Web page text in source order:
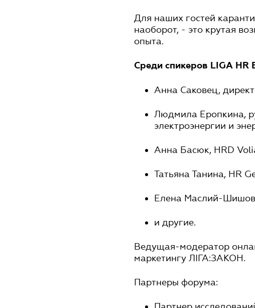
Для наших гостей
наоборот, - это крутая
опыта.
Среди спикеров LIGA HR
Анна Саковец,
Людмила Еропкина,
электроэнергии и
Анна Басюк, HRD
Татьяна Танина, HR
Елена Маслий-
и другие.
Ведущая-модератор
маркетингу ЛІГА:ЗАКОН.
Партнеры форума: